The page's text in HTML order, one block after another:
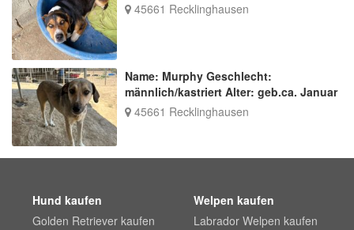
45661 Recklinghausen
Name: Murphy Geschlecht:
männlich/kastriert Alter: geb.ca. Januar
45661 Recklinghausen
Hund kaufen
Golden Retriever kaufen
Welpen kaufen
Labrador Welpen kaufen